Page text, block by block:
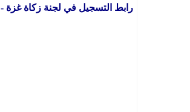
رابط التسجيل في لجنة زكاة غزة -